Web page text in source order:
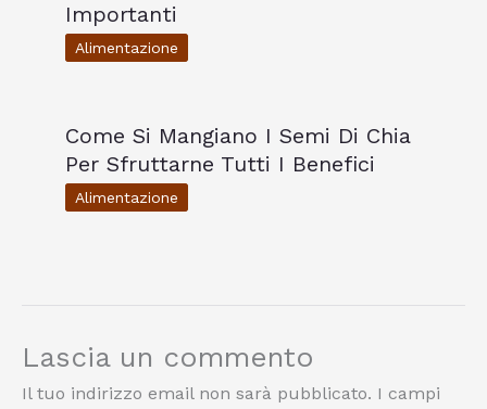
Importanti
Alimentazione
Come Si Mangiano I Semi Di Chia
Per Sfruttarne Tutti I Benefici
Alimentazione
Lascia un commento
Il tuo indirizzo email non sarà pubblicato. I campi